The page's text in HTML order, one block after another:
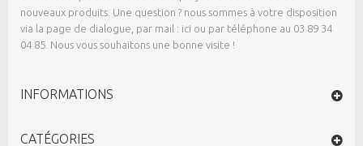
nouveaux produits. Une question ? nous sommes à votre disposition
via la page de dialogue, par mail : ici ou par téléphone au 03 89 34
04 85. Nous vous souhaitons une bonne visite !
INFORMATIONS
CATÉGORIES